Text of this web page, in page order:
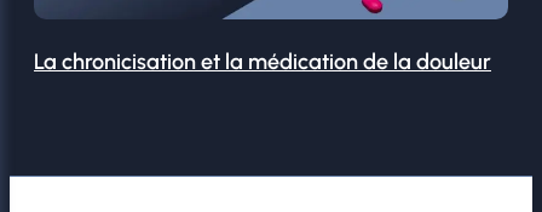
La chronicisation et la médication de la douleur